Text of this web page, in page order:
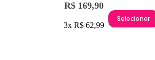
R$ 169,90
3x R$ 62,99
Selecionar